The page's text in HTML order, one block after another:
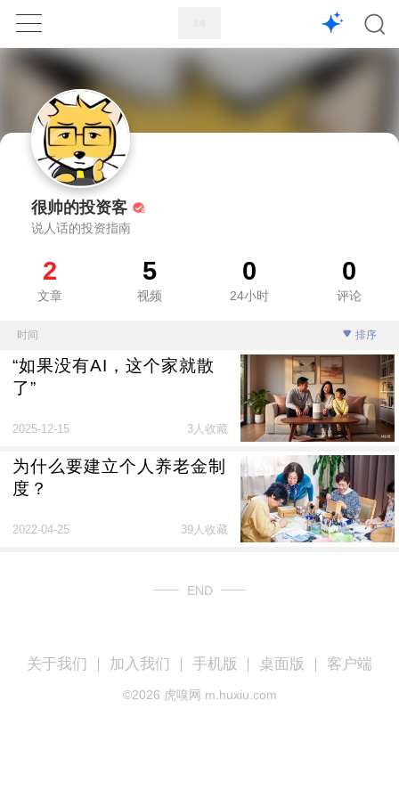
1X
很帅的投资客
说人话的投资指南
2
文章
5
视频
0
24小时
0
评论
时间 排序
“如果没有AI，这个家就散
了”
2025-12-15 3人收藏
为什么要建立个人养老金制
度？
2022-04-25 39人收藏
END
关于我们 加入我们 手机版 桌面版 客户端
©2026 虎嗅网 m.huxiu.com